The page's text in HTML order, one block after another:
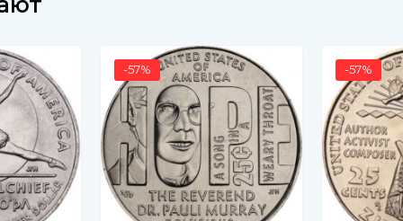
-57% -57%